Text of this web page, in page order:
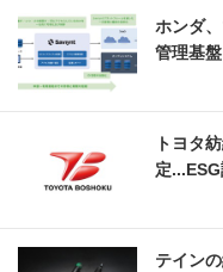
ホンダ
管理基
トヨタ
定
テイン